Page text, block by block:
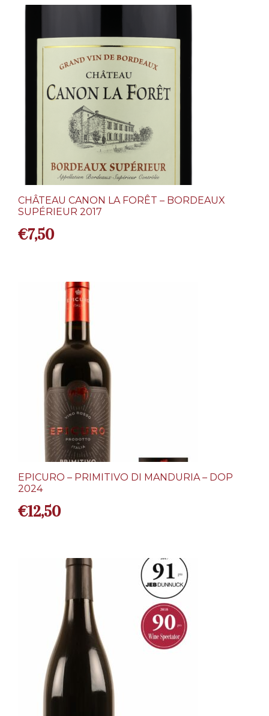
CHÂTEAU CANON LA FORÊT – BORDEAUX
SUPÉRIEUR 2017
€7,50
EPICURO – PRIMITIVO DI MANDURIA – DOP
2024
€12,50